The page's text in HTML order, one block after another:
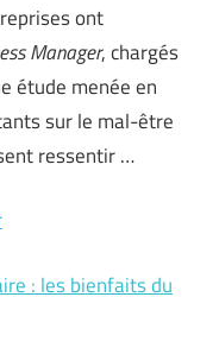
ont
Manager, chargés
étude menée en
sur le mal-être
ressentir …
: les bienfaits du